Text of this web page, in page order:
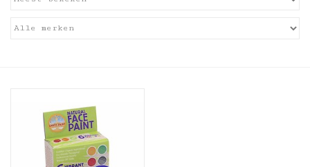
Over ons